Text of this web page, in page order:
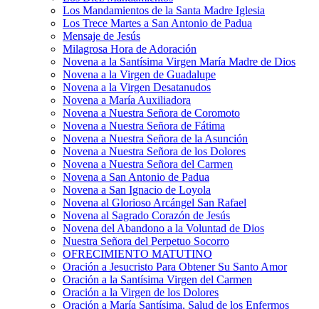
Los Mandamientos de la Santa Madre Iglesia
Los Trece Martes a San Antonio de Padua
Mensaje de Jesús
Milagrosa Hora de Adoración
Novena a la Santísima Virgen María Madre de Dios
Novena a la Virgen de Guadalupe
Novena a la Virgen Desatanudos
Novena a María Auxiliadora
Novena a Nuestra Señora de Coromoto
Novena a Nuestra Señora de Fátima
Novena a Nuestra Señora de la Asunción
Novena a Nuestra Señora de los Dolores
Novena a Nuestra Señora del Carmen
Novena a San Antonio de Padua
Novena a San Ignacio de Loyola
Novena al Glorioso Arcángel San Rafael
Novena al Sagrado Corazón de Jesús
Novena del Abandono a la Voluntad de Dios
Nuestra Señora del Perpetuo Socorro
OFRECIMIENTO MATUTINO
Oración a Jesucristo Para Obtener Su Santo Amor
Oración a la Santísima Virgen del Carmen
Oración a la Virgen de los Dolores
Oración a María Santísima, Salud de los Enfermos